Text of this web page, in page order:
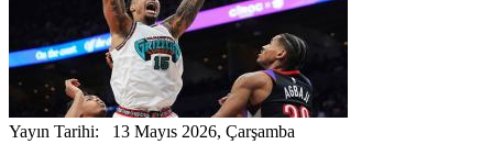
Yayın Tarihi: 13 Mayıs 2026, Çarşamba